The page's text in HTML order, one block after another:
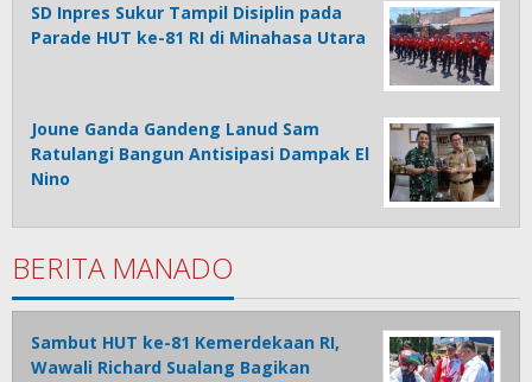
SD Inpres Sukur Tampil Disiplin pada
Parade HUT ke-81 RI di Minahasa Utara
Joune Ganda Gandeng Lanud Sam
Ratulangi Bangun Antisipasi Dampak El
Nino
BERITA MANADO
Sambut HUT ke-81 Kemerdekaan RI,
Wawali Richard Sualang Bagikan